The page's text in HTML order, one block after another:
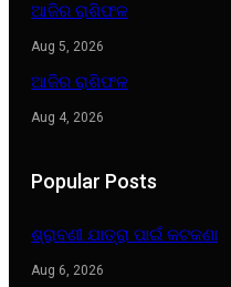
ଆଜିର ରାଶିଫଳ
Aug 5, 2026
ଆଜିର ରାଶିଫଳ
Aug 4, 2026
Popular Posts
ଶ୍ରାବଣୀ ଯାତ୍ରା ପାଇଁ କଟକଣା
Aug 6, 2026